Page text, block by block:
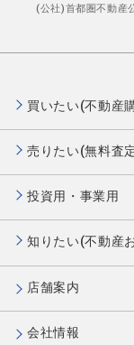
(公社)首都圏不動産
買いたい(不動産
売りたい(無料査
投資用・事業用
知りたい(不動産
店舗案内
会社情報